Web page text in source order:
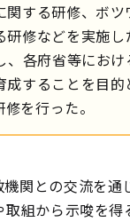
する研修、ボ
修などを実施し
府省等におけ
することを目
を行った。
関との交流を通
組から示唆を